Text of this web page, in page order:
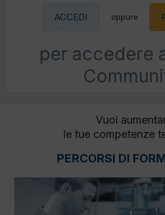
ACCEDI oppure
per accedere
Vuoi
le tue competenze
PERCORSI DI